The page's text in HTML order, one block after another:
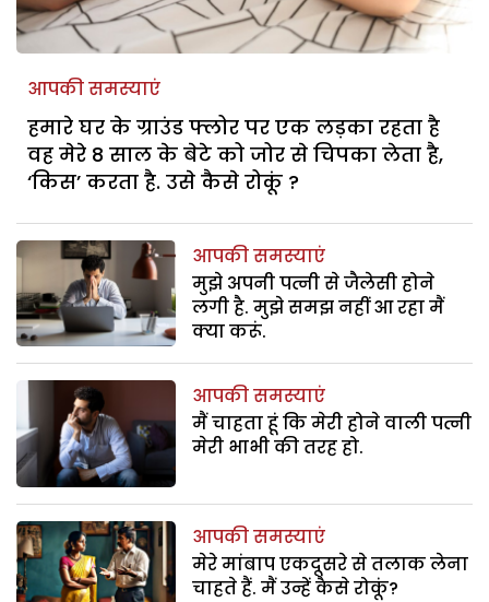
आपकी समस्याएं
हमारे घर के ग्राउंड फ्लोर पर एक लड़का रहता है
वह मेरे 8 साल के बेटे को जोर से चिपका लेता है,
‘किस’ करता है. उसे कैसे रोकूं ?
आपकी समस्याएं
मुझे अपनी पत्नी से जैलेसी होने
लगी है. मुझे समझ नहीं आ रहा मैं
क्या करूं.
आपकी समस्याएं
मैं चाहता हूं कि मेरी होने वाली पत्नी
मेरी भाभी की तरह हो.
आपकी समस्याएं
मेरे मांबाप एकदूसरे से तलाक लेना
चाहते हैं. मैं उन्हें कैसे रोकूं?